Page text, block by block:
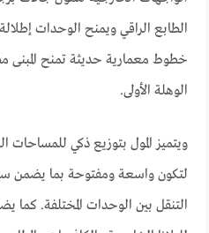
الطابع الراقي ويمنح الوحدات
خطوط معمارية حديثة تمنح المبنى
الوهلة الأولى.
ويتميز المول بتوزيع ذكي
لتكون واسعة ومفتوحة بما يضمن
التنقل بين الوحدات المختلفة.